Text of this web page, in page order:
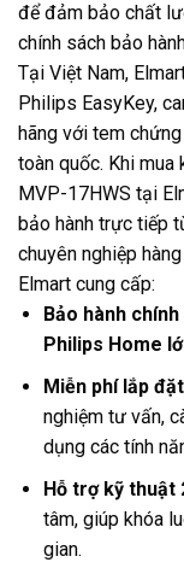
để đảm bảo chất
chính sách bảo
Tại Việt Nam,
Philips EasyKey,
hãng với tem
toàn quốc. Khi
MVP-17HWS tại
bảo hành trực tiếp
chuyên nghiệp
Elmart cung cấp:
Bảo hành
Philips Home
Miễn phí lắp
nghiệm tư vấn,
dụng các tính
Hỗ trợ kỹ thuật
tâm, giúp khóa
gian.